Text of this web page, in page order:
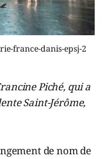
france-danis-epsj-2
Piché, qui a
Saint-Jérôme,
de nom de